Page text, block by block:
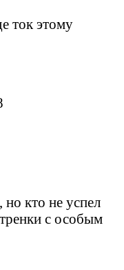
ток этому
но кто не успел
с особым